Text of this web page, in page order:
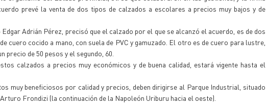
prevé la venta de dos tipos de calzados a escolares a precios muy bajos y de
Adrián Pérez, precisó que el calzado por el que se alcanzó el acuerdo, es de dos
cuero cocido a mano, con suela de PVC y gamuzado. El otro es de cuero para lustre,
de 50 pesos y el segundo, 60.
calzados a precios muy económicos y de buena calidad, estará vigente hasta el
muy beneficiosos por calidad y precios, deben dirigirse al Parque Industrial, situado
Frondizi (la continuación de la Napoleón Uriburu hacia el oeste).